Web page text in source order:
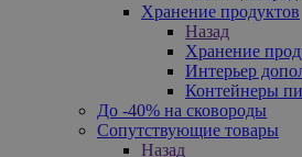
Хранение продуктов
Назад
Хранение
Интерьер
Контейнеры
До -40% на сковороды
Сопутствующие товары
Назад